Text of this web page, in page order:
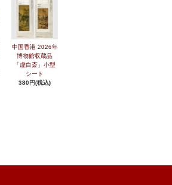
中国香港 2026年
博物館収蔵品
「虚白斎」小型
シート
380円(税込)